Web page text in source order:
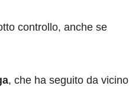
controllo, anche se
, che ha seguito da vicino